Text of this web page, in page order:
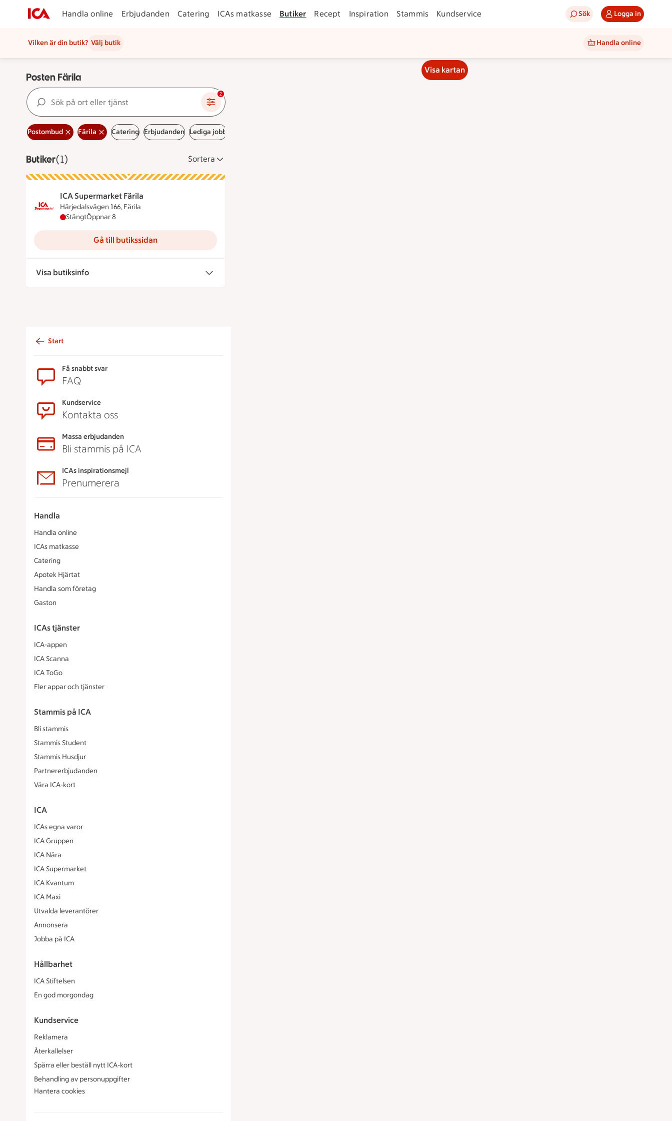
Handla online Erbjudanden Catering ICAs matkasse Butiker Recept Inspiration Stammis Kundservice Sök Logga in
Vilken är din butik? Välj butik Handla online
Posten Färila
Sök på ort eller tjänst 2
Postombud Färila Catering Erbjudanden Lediga jobb
ButikerVisar 1 stycken
(1) Sortera
ICA Supermarket Färila
Härjedalsvägen 166, Färila
ICA Supermarket Färila har stängt, öppnar klockan 8
StängtÖppnar 8
Gå till butikssidan
Visa butiksinfo
Start
Få snabbt svar
FAQ
Kundservice
Kontakta oss
Massa erbjudanden
Bli stammis på ICA
ICAs inspirationsmejl
Prenumerera
Handla
Handla online
ICAs matkasse
Catering
Apotek Hjärtat
Handla som företag
Gaston
ICAs tjänster
ICA-appen
ICA Scanna
ICA ToGo
Fler appar och tjänster
Stammis på ICA
Bli stammis
Stammis Student
Stammis Husdjur
Partnererbjudanden
Våra ICA-kort
ICA
ICAs egna varor
ICA Gruppen
ICA Nära
ICA Supermarket
ICA Kvantum
ICA Maxi
Utvalda leverantörer
Annonsera
Jobba på ICA
Hållbarhet
ICA Stiftelsen
En god morgondag
Kundservice
Reklamera
Återkallelser
Spärra eller beställ nytt ICA-kort
Behandling av personuppgifter
Hantera cookies
Visa kartan